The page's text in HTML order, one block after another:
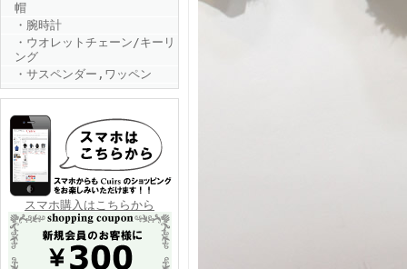
FINEBOYS2025年6月号
FINEBOYS2025年5月号
帽
・腕時計
・ウオレットチェーン/キーリ
ング
・サスペンダー,ワッペン
スマホ購入はこちらから